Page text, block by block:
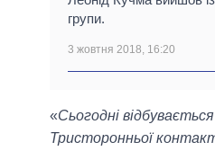
групи.
3 жовтня 2018, 16:20
«Сьогодні
Тристоронньої